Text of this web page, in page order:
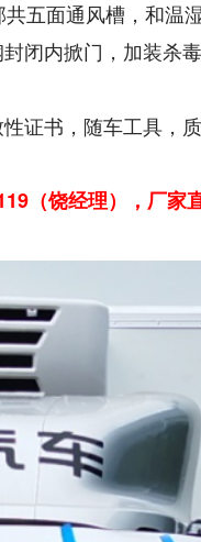
五面通风槽，和温
闭内掀门，加装杀
证书，随车工具，
（饶经理），厂家